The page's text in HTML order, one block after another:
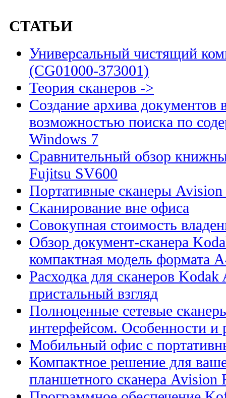
СТАТЬИ
Универсальный чистящий
(CG01000-373001)
Теория сканеров ->
Создание архива документов
возможностью поиска по
Windows 7
Сравнительный обзор
Fujitsu SV600
Портативные сканеры Avision
Сканирование вне офиса
Совокупная стоимость
Обзор документ-сканера
компактная модель формата
Расходка для сканеров
пристальный взгляд
Полноценные сетевые
интерфейсом. Особенности и
Мобильный офис с
Компактное решение для
планшетного сканера Avision